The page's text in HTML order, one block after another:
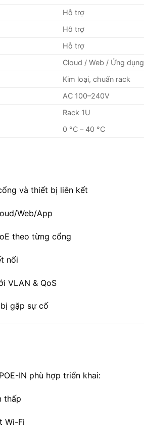
Hỗ trợ
Hỗ trợ
Hỗ trợ
Cloud / Web / Ứng dụng
Kim loại, chuẩn rack
AC 100–240V
Rack 1U
0 °C – 40 °C
và thiết bị liên kết
Web/App
theo từng cổng
nối
VLAN & QoS
gặp sự cố
IN phù hợp triển khai:
thấp
Wi-Fi